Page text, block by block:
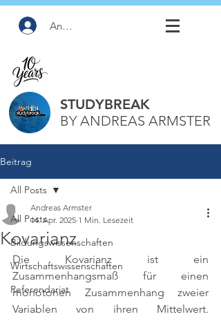
Anmelden
STUDYBREAK
BY ANDREAS ARMSTER
Beitrag
All Posts
Bildungswissenschaften
Wirtschaftswissenschaften
Referendariat
All Posts
Kovarianz
Andreas Armster
14. Apr. 2025 1 Min. Lesezeit
Die Kovarianz ist ein
Zusammenhangsmaß für einen
monotonen Zusammenhang zweier
Variablen von ihren Mittelwert.